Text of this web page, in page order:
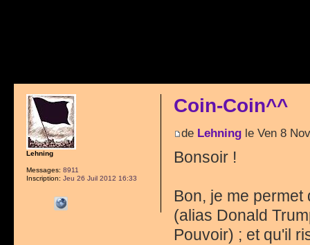
Coin-Coin^^
de Lehningle Ven 8
Bonsoir !
Bon, je me
(alias Donald
Pouvoir) ; et qu'il
Lehning
Messages: 8911
Inscription: Jeu 26 Juil 2012 16:33